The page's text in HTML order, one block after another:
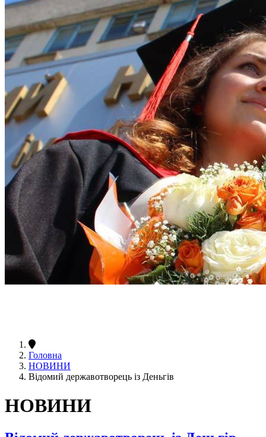
Головна
НОВИНИ
Відомий державотворець із Деньгів
НОВИНИ